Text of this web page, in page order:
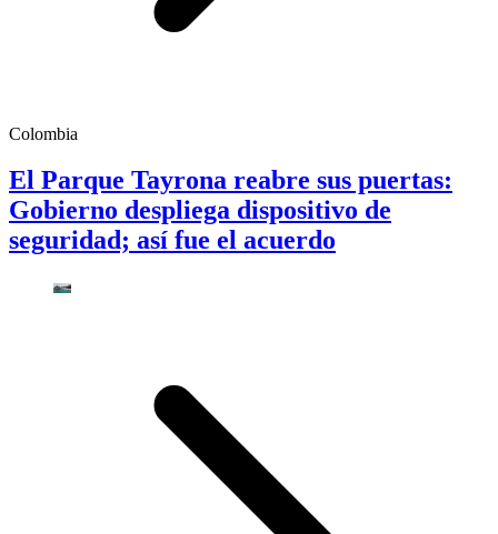
Colombia
El Parque Tayrona reabre sus puertas:
Gobierno despliega dispositivo de
seguridad; así fue el acuerdo